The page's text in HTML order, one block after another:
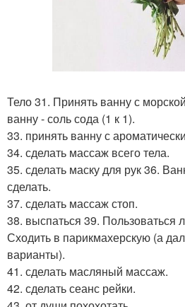
Тело 31. Принять ванну с
ванну - соль сода (1 к 1).
33. принять ванну с
34. сделать массаж всего тела.
35. сделать маску для рук 36.
сделать.
37. сделать массаж стоп.
38. выспаться 39.
Сходить в парикмахерскую (а
варианты).
41. сделать масляный массаж.
42. сделать сеанс рейки.